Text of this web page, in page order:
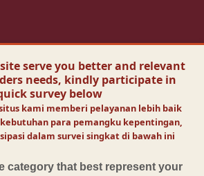
serve you better and relevant
needs, kindly participate in
survey below
kami memberi pelayanan lebih baik
para pemangku kepentingan,
dalam survei singkat di bawah ini
category that best represent your